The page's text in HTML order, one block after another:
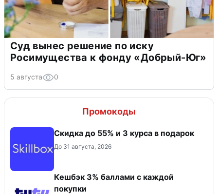
Суд вынес решение по иску
Росимущества к фонду «Добрый-Юг»
5 августа 0
Промокоды
Скидка до 55% и 3 курса в подарок
До 31 августа, 2026
Кешбэк 3% баллами с каждой
покупки